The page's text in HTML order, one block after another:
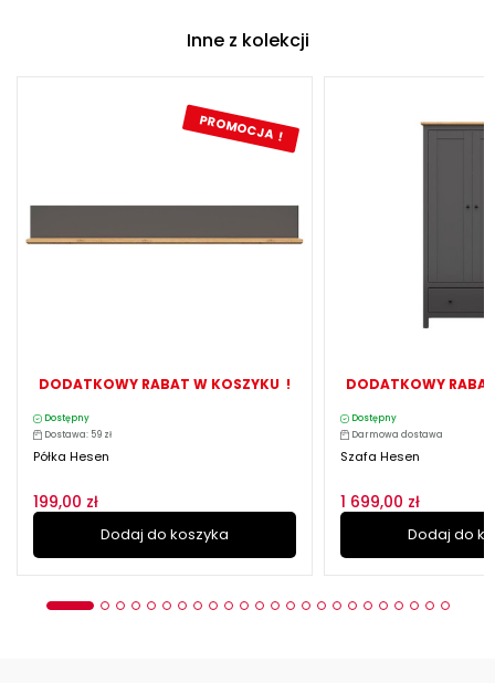
Inne z kolekcji
PROMOCJA !
DODATKOWY RABAT W KOSZYKU !
Dostępny
Dostawa: 59 zł
Półka Hesen
199,00 zł
Dodaj do koszyka
DODATKOWY
Dostępny
Darmowa dostawa
Szafa Hesen
1 699,00 zł
Dodaj do